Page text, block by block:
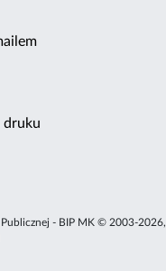
druku
- BIP MK © 2003-2026,